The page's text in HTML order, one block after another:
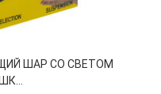
ШАР СО СВЕТОМ